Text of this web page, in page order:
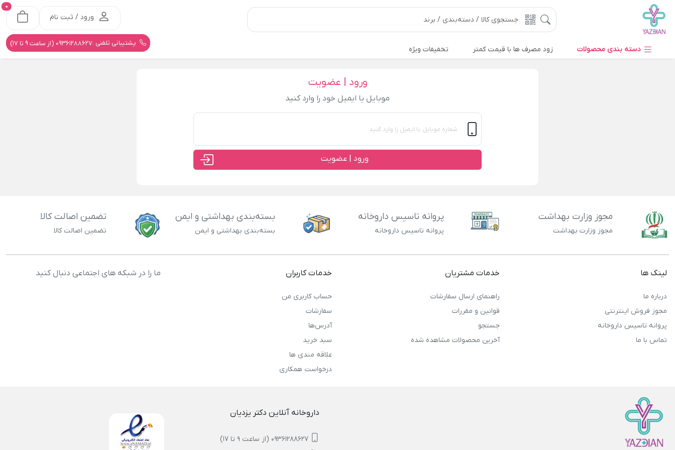
ورود / ثبت نام
0
پشتیبانی تلفنی :09361288627 (از ساعت 9 تا 17)
دسته بندی محصولات زود مصرف ها با قیمت کمتر تخفیفات ویژه
ورود | عضویت
موبایل یا ایمیل خود را وارد کنید
ورود | عضویت
مجوز وزارت بهداشت
مجوز وزارت بهداشت
پروانه تاسیس داروخانه
پروانه تاسیس داروخانه
بسته‌بندی بهداشتی و ایمن
بسته‌بندی بهداشتی و ایمن
تضمین اصالت کالا
تضمین اصالت کالا
لینک ها
درباره ما
مجوز فروش اینترنتی
پروانه تاسیس داروخانه
تماس با ما
خدمات مشتریان
راهنمای ارسال سفارشات
قوانین و مقررات
جستجو
آخرین محصولات مشاهده شده
خدمات کاربران
حساب کاربری من
سفارشات
آدرس‌ها
سبد خرید
علاقه مندی ها
درخواست همکاری
ما را در شبکه های اجتماعی دنبال کنید
داروخانه آنلاین دکتر یزدیان
09361288627 (از ساعت 9 تا 17)